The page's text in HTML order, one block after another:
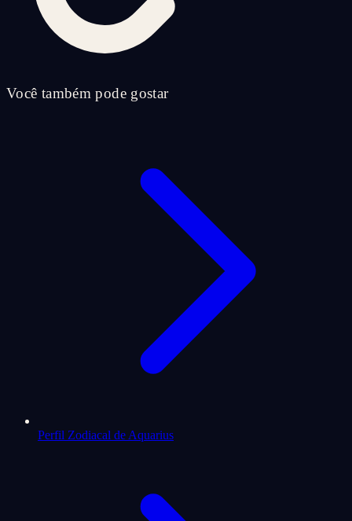
Você também pode gostar
Perfil Zodiacal de Aquarius